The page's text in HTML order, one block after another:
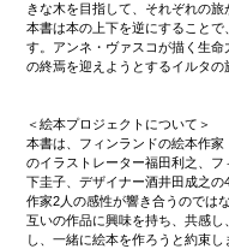
きな木を目指して、それぞれの旅
本書は本の上下を逆にすること
す。アンネ・ヴァスコが描く生
の終焉を迎えようとするイルタの
＜絵本プロジェクトについて＞
本書は、フィンランドの絵本作
のイラストレーター福田利之、
下圭子、デザイナー酒井田成之の
作家2人の感性が響き合うのでは
互いの作品に興味を持ち、共感
し、一緒に絵本を作ろうと約束